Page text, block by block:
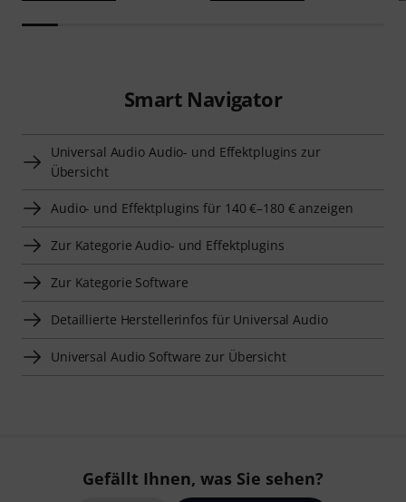
Smart Navigator
Universal Audio Audio- und Effektplugins zur
Übersicht
Audio- und Effektplugins für 140 €–180 € anzeigen
Zur Kategorie Audio- und Effektplugins
Zur Kategorie Software
Detaillierte Herstellerinfos für Universal Audio
Universal Audio Software zur Übersicht
Gefällt Ihnen, was Sie sehen?